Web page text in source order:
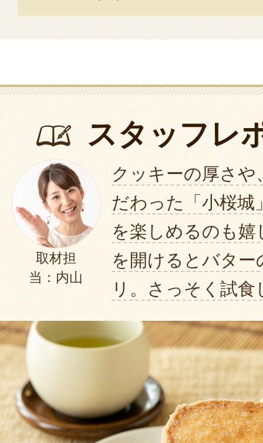
スタッフレ
取材担
当：内山
クッキーの厚さや
だわった「小桜城
を楽しめるのも
を開けるとバター
リ。さっそく試食